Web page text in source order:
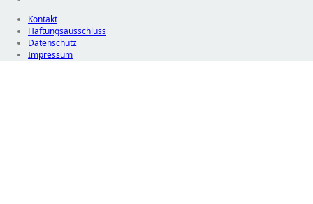
Kontakt
Haftungsausschluss
Datenschutz
Impressum